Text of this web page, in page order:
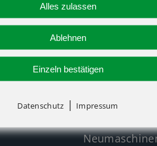
Alles zulassen
Ablehnen
Einzeln bestätigen
Datenschutz | Impressum